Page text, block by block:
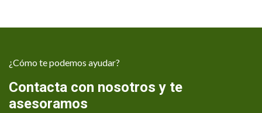
¿Cómo te podemos ayudar?
Contacta con nosotros y te
asesoramos